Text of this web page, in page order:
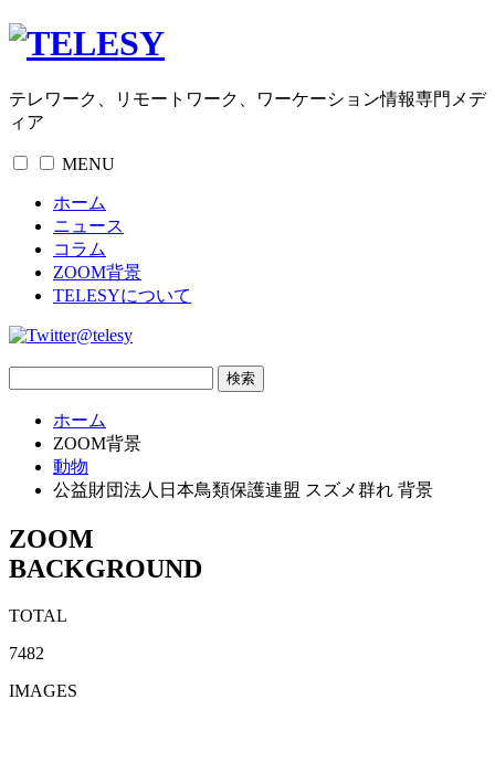
テレワーク、リモートワーク、ワーケーション情報専門メデ
ィア
MENU
ホーム
ニュース
コラム
ZOOM背景
TELESYについて
@telesy
ホーム
ZOOM背景
動物
公益財団法人日本鳥類保護連盟 スズメ群れ 背景
ZOOM
BACKGROUND
TOTAL
7482
IMAGES